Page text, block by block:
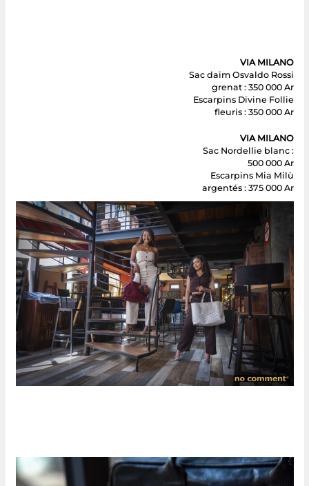
VIA MILANO
Sac daim Osvaldo Rossi
grenat : 350 000 Ar
Escarpins Divine Follie
fleuris : 350 000 Ar
VIA MILANO
Sac Nordellie blanc :
500 000 Ar
Escarpins Mia Milù
argentés : 375 000 Ar